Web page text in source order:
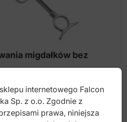
migdałków bez
internetowego Falcon
Sp. z o.o. Zgodnie z
prawa, niniejsza